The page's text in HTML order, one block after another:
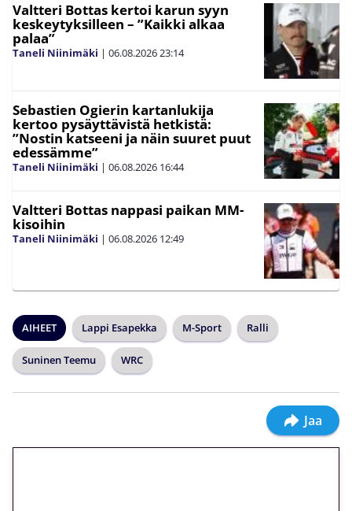
Valtteri Bottas kertoi karun syyn
keskeytyksilleen – ”Kaikki alkaa
palaa”
Taneli Niinimäki | 06.08.202623:14
Sebastien Ogierin kartanlukija
kertoo pysäyttävistä hetkistä:
”Nostin katseeni ja näin suuret puut
edessämme”
Taneli Niinimäki | 06.08.2026 16:44
Valtteri Bottas nappasi paikan MM-
kisoihin
Taneli Niinimäki | 06.08.2026 12:49
AIHEET Lappi Esapekka M-Sport Ralli
Suninen Teemu WRC
Jaa